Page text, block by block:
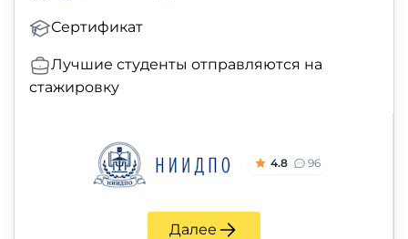
Сертификат
Лучшие студенты отправляются на
стажировку
4.8 96
Далее